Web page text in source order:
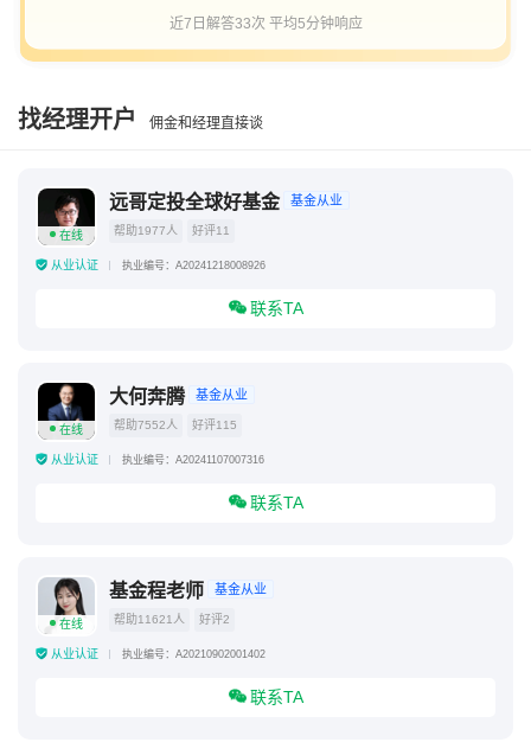
近7日解答33次 平均5分钟响应
找经理开户 佣金和经理直接谈
在线
远哥定投全球好基金 基金从业
帮助1977人 好评11
从业认证 执业编号：A20241218008926
联系TA
在线
大何奔腾 基金从业
帮助7552人 好评115
从业认证 执业编号：A20241107007316
联系TA
在线
基金程老师 基金从业
帮助11621人 好评2
从业认证 执业编号：A20210902001402
联系TA